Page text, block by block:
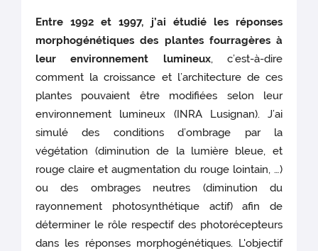
Entre 1992 et 1997, j’ai étudié les réponses
morphogénétiques des plantes fourragères à
leur environnement lumineux, c’est-à-dire
comment la croissance et l’architecture de ces
plantes pouvaient être modifiées selon leur
environnement lumineux (INRA Lusignan). J’ai
simulé des conditions d’ombrage par la
végétation (diminution de la lumière bleue, et
rouge claire et augmentation du rouge lointain, …)
ou des ombrages neutres (diminution du
rayonnement photosynthétique actif) afin de
déterminer le rôle respectif des photorécepteurs
dans les réponses morphogénétiques. L'objectif